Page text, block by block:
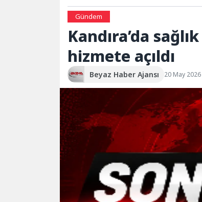
Gündem
Kandıra’da
hizmete açıldı
Beyaz Haber Ajansı 20 May